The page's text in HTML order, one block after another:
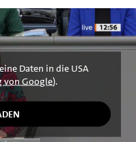
Daten in die USA
von Google).